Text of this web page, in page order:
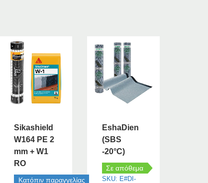
Sikashield
W164 PE 2
mm + W1
RO
Κατόπιν παραγγελίας
EshaDien
(SBS
-20°C)
Σε απόθεμα
SKU: E#DI-